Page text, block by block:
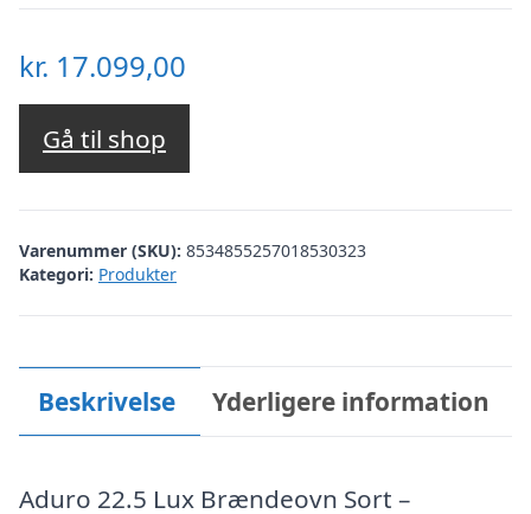
kr. 17.099,00
Gå til shop
Varenummer (SKU): 8534855257018530323
Kategori: Produkter
Beskrivelse Yderligere information
Aduro 22.5 Lux Brændeovn Sort –